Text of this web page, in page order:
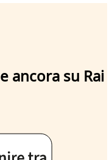
ancora su Rai